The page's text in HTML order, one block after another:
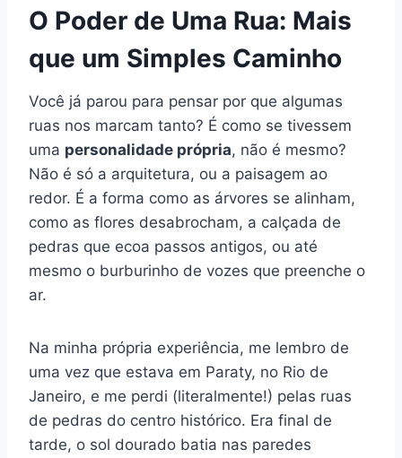
O Poder de Uma Rua: Mais
que um Simples Caminho
Você já parou para pensar por que algumas
ruas nos marcam tanto? É como se tivessem
uma personalidade própria, não é mesmo?
Não é só a arquitetura, ou a paisagem ao
redor. É a forma como as árvores se alinham,
como as flores desabrocham, a calçada de
pedras que ecoa passos antigos, ou até
mesmo o burburinho de vozes que preenche o
ar.
Na minha própria experiência, me lembro de
uma vez que estava em Paraty, no Rio de
Janeiro, e me perdi (literalmente!) pelas ruas
de pedras do centro histórico. Era final de
tarde, o sol dourado batia nas paredes